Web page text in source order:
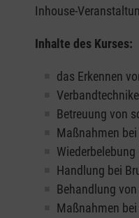
Inhouse-
Inhalte des Kurses:
das Erkennen
Betreuung von
Maßnahmen
Handlung bei
Behandlung
Maßnahmen